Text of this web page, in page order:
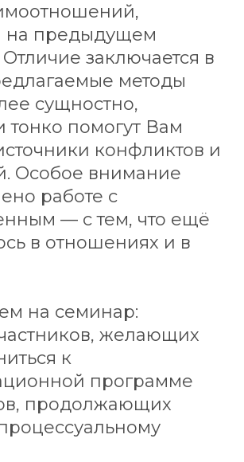
на предыдущем
заключается в
методы
сущностно,
тонко помогут Вам
конфликтов и
Особое внимание
работе с
— с тем, что ещё
в отношениях и в
на семинар:
желающих
к
программе
продолжающих